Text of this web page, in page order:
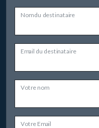
Nom du destinataire
Email du destinataire
Votre nom
Votre Email